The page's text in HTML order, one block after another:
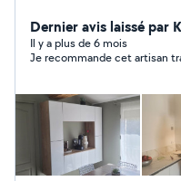
ce soit plomberie
placo pose sanitaire
ou tout autre demande
contacter pour de
devis . Vous pouvez également me contacter en cas de
dépannage d'urgence
mon téléphone En attendant je reste à votre disposition
. en
Dernier avis laissé par
Il y a plus de 6 mois
Je recommande cet artisan